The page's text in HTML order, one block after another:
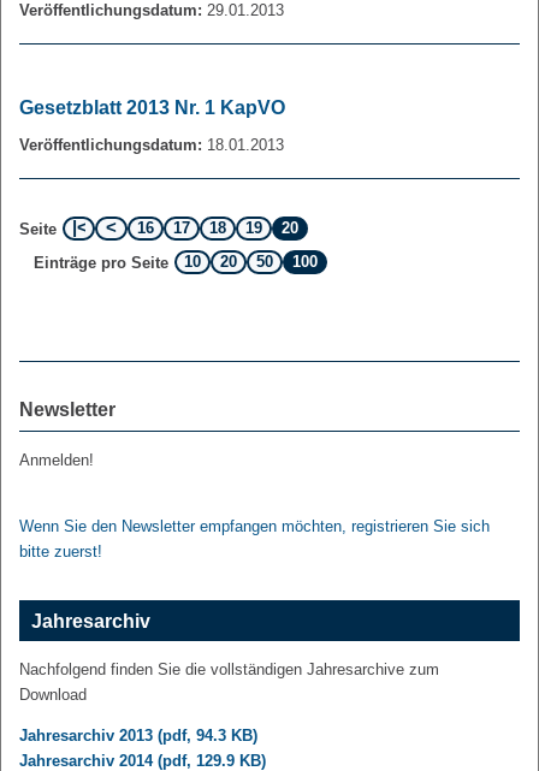
Veröffentlichungsdatum: 29.01.2013
Gesetzblatt 2013 Nr. 1 KapVO
Veröffentlichungsdatum: 18.01.2013
Seite 16 17 18 19
20
Einträge pro Seite
10 20 50 100
Newsletter
Anmelden!
Wenn Sie den Newsletter empfangen möchten, registrieren Sie sich
bitte zuerst!
Jahresarchiv
Nachfolgend finden Sie die vollständigen Jahresarchive zum
Download
Jahresarchiv 2013 (pdf, 94.3 KB)
Jahresarchiv 2014 (pdf, 129.9 KB)